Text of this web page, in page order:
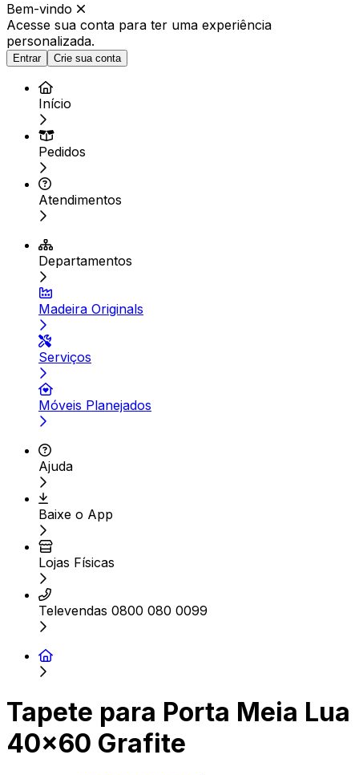
Bem-vindo
Acesse sua conta para ter uma experiência
personalizada.
Entrar Crie sua conta
Início
Pedidos
Atendimentos
Departamentos
Madeira Originals
Serviços
Móveis Planejados
Ajuda
Baixe o App
Lojas Físicas
Televendas 0800 080 0099
Tapete para Porta Meia Lua
40x60 Grafite